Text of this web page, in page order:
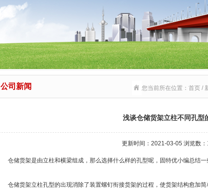
公司新闻 您当前所在位置：首页 /
浅谈仓储货架立柱不同孔型
更新时间：2021-03-05 浏览数：
仓储货架是由立柱和横梁组成，那么选择什么样的孔型呢，固特优小编总结一
仓储货架立柱孔型的出现消除了装置螺钉衔接货架的过程，使货架结构愈加